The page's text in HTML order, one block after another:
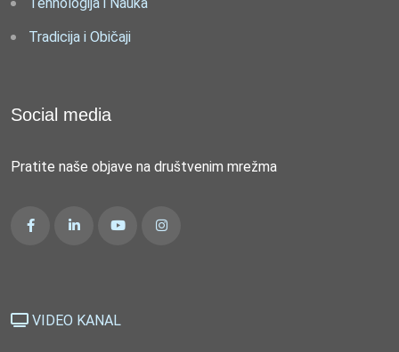
Tradicija i Običaji
Social media
Pratite naše objave na društvenim mrežma
VIDEO KANAL